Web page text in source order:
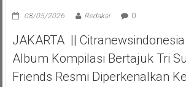
08/05/2026 Redaksi 0
JAKARTA ||
Album Kompilasi Bertajuk Tri
Friends Resmi Diperkenalkan